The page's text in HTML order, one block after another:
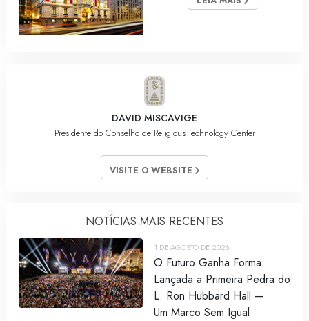
DAVID MISCAVIGE
Presidente do Conselho de Religious Technology Center
VISITE O WEBSITE
NOTÍCIAS MAIS RECENTES
1 DE AGOSTO DE 2026
O Futuro Ganha Forma:
Lançada a Primeira Pedra do
L. Ron Hubbard Hall —
Um Marco Sem Igual